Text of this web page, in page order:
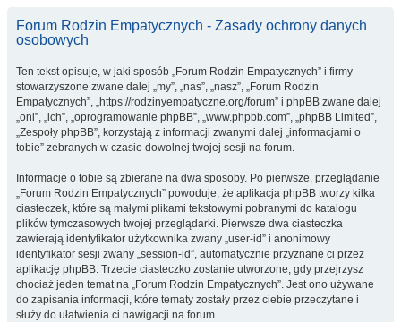
Forum Rodzin Empatycznych - Zasady ochrony danych
osobowych
Ten tekst opisuje, w jaki sposób „Forum Rodzin Empatycznych” i firmy
stowarzyszone zwane dalej „my”, „nas”, „nasz”, „Forum Rodzin
Empatycznych”, „https://rodzinyempatyczne.org/forum” i phpBB zwane dalej
„oni”, „ich”, „oprogramowanie phpBB”, „www.phpbb.com”, „phpBB Limited”,
„Zespoły phpBB”, korzystają z informacji zwanymi dalej „informacjami o
tobie” zebranych w czasie dowolnej twojej sesji na forum.
Informacje o tobie są zbierane na dwa sposoby. Po pierwsze, przeglądanie
„Forum Rodzin Empatycznych” powoduje, że aplikacja phpBB tworzy kilka
ciasteczek, które są małymi plikami tekstowymi pobranymi do katalogu
plików tymczasowych twojej przeglądarki. Pierwsze dwa ciasteczka
zawierają identyfikator użytkownika zwany „user-id” i anonimowy
identyfikator sesji zwany „session-id”, automatycznie przyznane ci przez
aplikację phpBB. Trzecie ciasteczko zostanie utworzone, gdy przejrzysz
chociaż jeden temat na „Forum Rodzin Empatycznych”. Jest ono używane
do zapisania informacji, które tematy zostały przez ciebie przeczytane i
służy do ułatwienia ci nawigacji na forum.